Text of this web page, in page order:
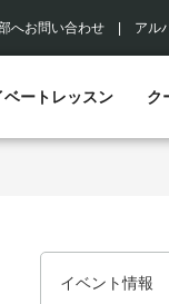
へお問い合わせ アル
ベートレッスン ク
イベント情報